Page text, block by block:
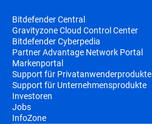
Bitdefender Central
Gravityzone Cloud Control Center
Bitdefender Cyberpedia
Partner Advantage Network Portal
Markenportal
Support für Privatanwenderprodukte
Support für Unternehmensprodukte
Investoren
Jobs
InfoZone